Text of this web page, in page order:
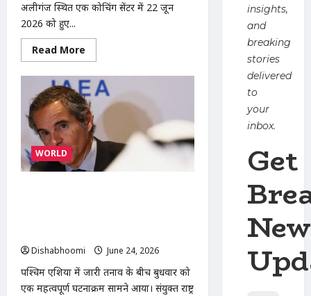
अलीगंज स्थित एक कोचिंग सेंटर में 22 जून
2026 को हुए...
Read More
more
ABVP
Modinagar
Protest
:
मोदीनगर
में
एबीवीपी
का
प्रदर्शन:
कोचिंग
संस्थानों
और
एसीपी
सौंपा
ज्ञापन
WORLD
Dishabhoomi
June 24, 2026
पश्चिम एशिया में जारी तनाव के बीच बुधवार को
एक महत्वपूर्ण घटनाक्रम सामने आया। संयुक्त राष्ट्र
insights,
and
breaking
stories
delivered
to
your
inbox.
Get